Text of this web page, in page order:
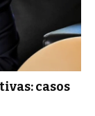
casos